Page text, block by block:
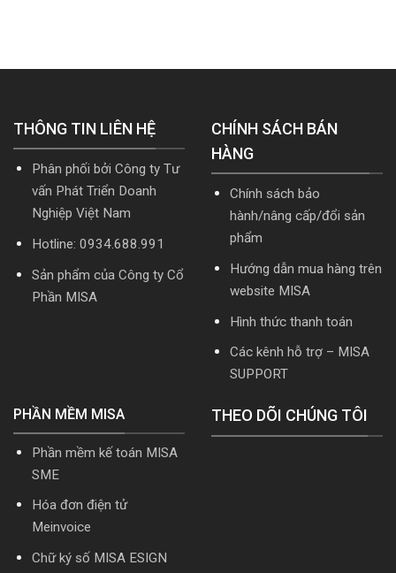
nhất
2026
Download
nhất
2026
THÔNG TIN LIÊN HỆ
Phân phối bởi Công ty Tư
vấn Phát Triển Doanh
Nghiệp Việt Nam
Hotline: 0934.688.991
Sản phẩm của Công ty Cổ
Phần MISA
CHÍNH SÁCH BÁN
HÀNG
Chính sách bảo
hành/nâng cấp/đổi sản
phẩm
Hướng dẫn mua hàng trên
website MISA
Hình thức thanh toán
Các kênh hỗ trợ – MISA
SUPPORT
PHẦN MỀM MISA
Phần mềm kế toán MISA
SME
Hóa đơn điện tử
Meinvoice
Chữ ký số MISA ESIGN
THEO DÕI CHÚNG TÔI